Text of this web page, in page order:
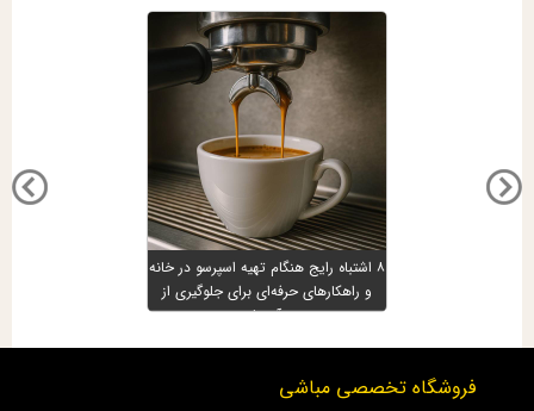
۸ اشتباه رایج هنگام تهیه اسپرسو در خانه
و راهکارهای حرفه‌ای برای جلوگیری از
آن‌ها
فروشگاه تخصصی مباشی